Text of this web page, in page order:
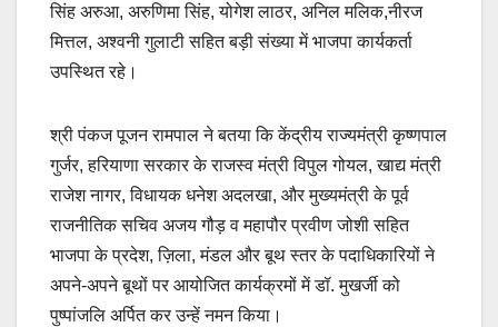
सिंह अरुआ, अरुणिमा सिंह, योगेश लाठर, अनिल मलिक,नीरज
मित्तल, अश्वनी गुलाटी सहित बड़ी संख्या में भाजपा कार्यकर्ता
उपस्थित रहे।
श्री पंकज पूजन रामपाल ने बतया कि केंद्रीय राज्यमंत्री कृष्णपाल
गुर्जर, हरियाणा सरकार के राजस्व मंत्री विपुल गोयल, खाद्य मंत्री
राजेश नागर, विधायक धनेश अदलखा, और मुख्यमंत्री के पूर्व
राजनीतिक सचिव अजय गौड़ व महापौर प्रवीण जोशी सहित
भाजपा के प्रदेश, ज़िला, मंडल और बूथ स्तर के पदाधिकारियों ने
अपने-अपने बूथों पर आयोजित कार्यक्रमों में डॉ. मुखर्जी को
पुष्पांजलि अर्पित कर उन्हें नमन किया।